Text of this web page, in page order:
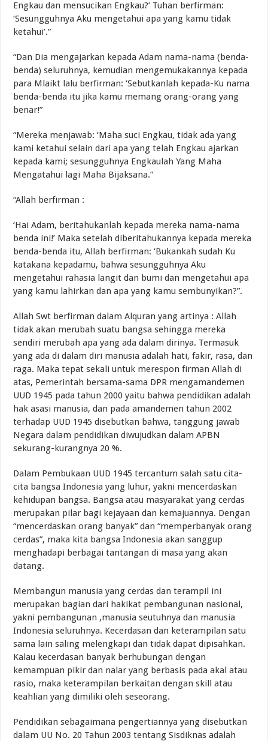
Engkau dan mensucikan Engkau?’ Tuhan berfirman:
‘Sesungguhnya Aku mengetahui apa yang kamu tidak
ketahui’.”
“Dan Dia mengajarkan kepada Adam nama-nama (benda-
benda) seluruhnya, kemudian mengemukakannya kepada
para Mlaikt lalu berfirman: ‘Sebutkanlah kepada-Ku nama
benda-benda itu jika kamu memang orang-orang yang
benar!”
“Mereka menjawab: ‘Maha suci Engkau, tidak ada yang
kami ketahui selain dari apa yang telah Engkau ajarkan
kepada kami; sesungguhnya Engkaulah Yang Maha
Mengatahui lagi Maha Bijaksana.”
“Allah berfirman :
‘Hai Adam, beritahukanlah kepada mereka nama-nama
benda ini!’ Maka setelah diberitahukannya kepada mereka
benda-benda itu, Allah berfirman: ‘Bukankah sudah Ku
katakana kepadamu, bahwa sesungguhnya Aku
mengetahui rahasia langit dan bumi dan mengetahui apa
yang kamu lahirkan dan apa yang kamu sembunyikan?”.
Allah Swt berfirman dalam Alquran yang artinya : Allah
tidak akan merubah suatu bangsa sehingga mereka
sendiri merubah apa yang ada dalam dirinya. Termasuk
yang ada di dalam diri manusia adalah hati, fakir, rasa, dan
raga. Maka tepat sekali untuk merespon firman Allah di
atas, Pemerintah bersama-sama DPR mengamandemen
UUD 1945 pada tahun 2000 yaitu bahwa pendidikan adalah
hak asasi manusia, dan pada amandemen tahun 2002
terhadap UUD 1945 disebutkan bahwa, tanggung jawab
Negara dalam pendidikan diwujudkan dalam APBN
sekurang-kurangnya 20 %.
Dalam Pembukaan UUD 1945 tercantum salah satu cita-
cita bangsa Indonesia yang luhur, yakni mencerdaskan
kehidupan bangsa. Bangsa atau masyarakat yang cerdas
merupakan pilar bagi kejayaan dan kemajuannya. Dengan
“mencerdaskan orang banyak” dan “memperbanyak orang
cerdas”, maka kita bangsa Indonesia akan sanggup
menghadapi berbagai tantangan di masa yang akan
datang.
Membangun manusia yang cerdas dan terampil ini
merupakan bagian dari hakikat pembangunan nasional,
yakni pembangunan ,manusia seutuhnya dan manusia
Indonesia seluruhnya. Kecerdasan dan keterampilan satu
sama lain saling melengkapi dan tidak dapat dipisahkan.
Kalau kecerdasan banyak berhubungan dengan
kemampuan pikir dan nalar yang berbasis pada akal atau
rasio, maka keterampilan berkaitan dengan skill atau
keahlian yang dimiliki oleh seseorang.
Pendidikan sebagaimana pengertiannya yang disebutkan
dalam UU No. 20 Tahun 2003 tentang Sisdiknas adalah